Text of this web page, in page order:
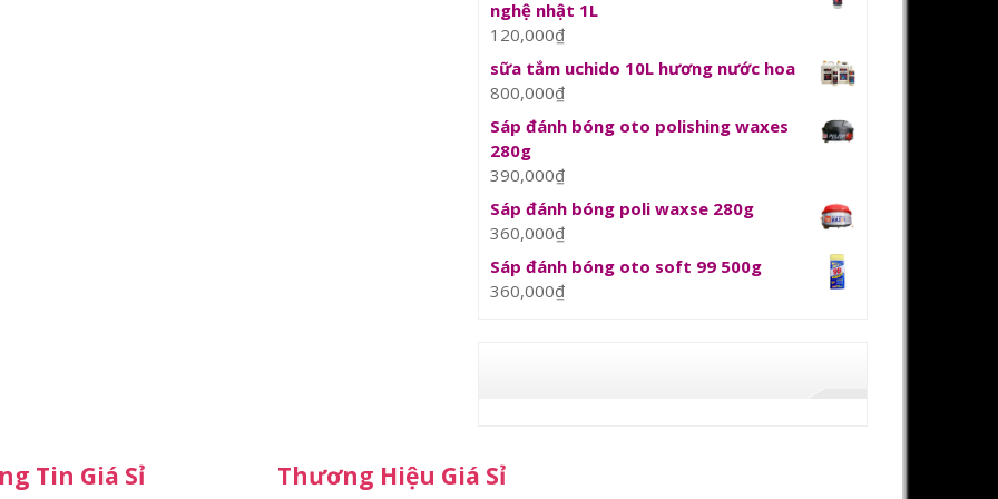
nghệ nhật 1L
120,000₫
sữa tắm uchido 10L hương nước hoa
800,000₫
Sáp đánh bóng oto polishing waxes
280g
390,000₫
Sáp đánh bóng poli waxse 280g
360,000₫
Sáp đánh bóng oto soft 99 500g
360,000₫
Tin Giá Sỉ Thương Hiệu Giá Sỉ